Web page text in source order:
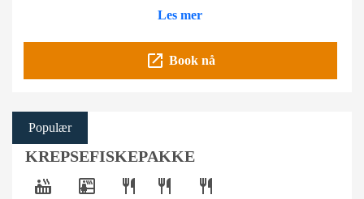
Les mer
open_in_new Book nå
Populær
KREPSEFISKEPAKKE
hot_tub sauna restaurant restaurant restaurant